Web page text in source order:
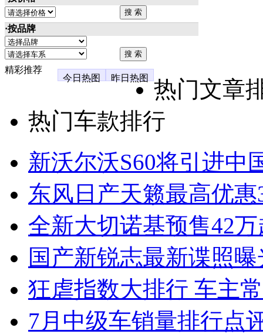
·按品牌
精彩推荐
今日热图
昨日热图
热门文章
热门车款排行
新沃尔沃S60将引进中
东风日产天籁最高优
全新大切诺基预售42
国产新锐志最新谍照
狂虐指数大排行 车主
7月中级车销量排行点